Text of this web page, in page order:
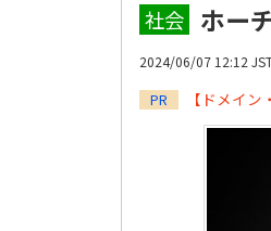
社会 ホー
2024/06/07 12:12
PR 【ドメイ